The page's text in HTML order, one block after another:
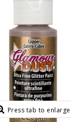
Press tab to enlarge